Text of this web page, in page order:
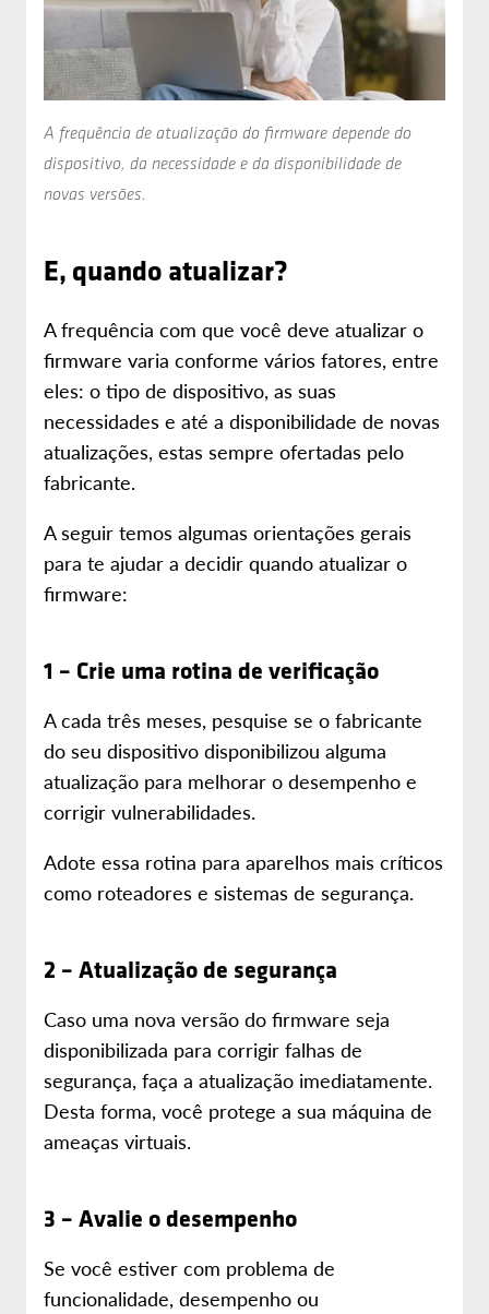
A frequência de atualização do firmware depende do
dispositivo, da necessidade e da disponibilidade de
novas versões.
E, quando atualizar?
A frequência com que você deve atualizar o
firmware varia conforme vários fatores, entre
eles: o tipo de dispositivo, as suas
necessidades e até a disponibilidade de novas
atualizações, estas sempre ofertadas pelo
fabricante.
A seguir temos algumas orientações gerais
para te ajudar a decidir quando atualizar o
firmware:
1 – Crie uma rotina de verificação
A cada três meses, pesquise se o fabricante
do seu dispositivo disponibilizou alguma
atualização para melhorar o desempenho e
corrigir vulnerabilidades.
Adote essa rotina para aparelhos mais críticos
como roteadores e sistemas de segurança.
2 – Atualização de segurança
Caso uma nova versão do firmware seja
disponibilizada para corrigir falhas de
segurança, faça a atualização imediatamente.
Desta forma, você protege a sua máquina de
ameaças virtuais.
3 – Avalie o desempenho
Se você estiver com problema de
funcionalidade, desempenho ou